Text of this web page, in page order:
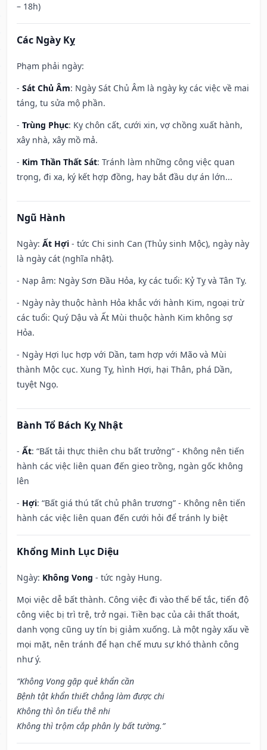
– 18h)
Các Ngày Kỵ
Phạm phải ngày:
- Sát Chủ Âm: Ngày Sát Chủ Âm là ngày kỵ các việc về mai
táng, tu sửa mộ phần.
- Trùng Phục: Kỵ chôn cất, cưới xin, vợ chồng xuất hành,
xây nhà, xây mồ mả.
- Kim Thần Thất Sát: Tránh làm những công việc quan
trọng, đi xa, ký kết hợp đồng, hay bắt đầu dự án lớn...
Ngũ Hành
Ngày: Ất Hợi - tức Chi sinh Can (Thủy sinh Mộc), ngày này
là ngày cát (nghĩa nhật).
- Nạp âm: Ngày Sơn Đầu Hỏa, kỵ các tuổi: Kỷ Tỵ và Tân Tỵ.
- Ngày này thuộc hành Hỏa khắc với hành Kim, ngoại trừ
các tuổi: Quý Dậu và Ất Mùi thuộc hành Kim không sợ
Hỏa.
- Ngày Hợi lục hợp với Dần, tam hợp với Mão và Mùi
thành Mộc cục. Xung Tỵ, hình Hợi, hại Thân, phá Dần,
tuyệt Ngọ.
Bành Tổ Bách Kỵ Nhật
- Ất: “Bất tải thực thiên chu bất trưởng” - Không nên tiến
hành các việc liên quan đến gieo trồng, ngàn gốc không
lên
- Hợi: “Bất giá thú tất chủ phân trương” - Không nên tiến
hành các việc liên quan đến cưới hỏi để tránh ly biệt
Khổng Minh Lục Diệu
Ngày: Không Vong - tức ngày Hung.
Mọi việc dễ bất thành. Công việc đi vào thế bế tắc, tiến độ
công việc bị trì trệ, trở ngại. Tiền bạc của cải thất thoát,
danh vọng cũng uy tín bị giảm xuống. Là một ngày xấu về
mọi mặt, nên tránh để hạn chế mưu sự khó thành công
như ý.
“Không Vong gặp quẻ khẩn cần
Bệnh tật khẩn thiết chẳng làm được chi
Không thì ôn tiểu thê nhi
Không thì trộm cắp phân ly bất tường.”